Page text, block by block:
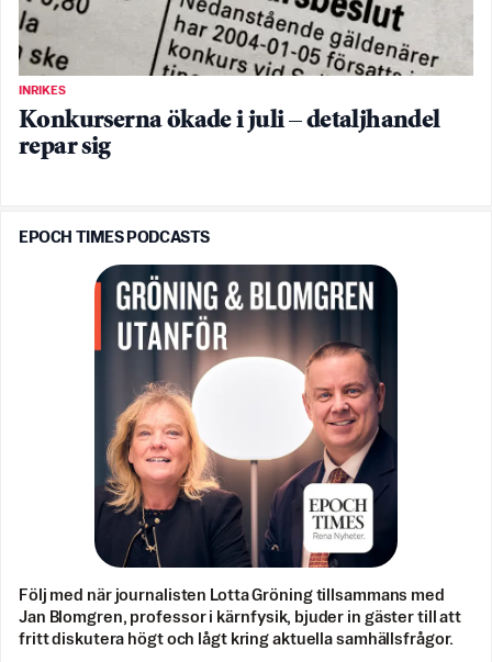
INRIKES
Konkurserna ökade i juli – detaljhandel
repar sig
EPOCH TIMES PODCASTS
Följ med när journalisten Lotta Gröning tillsammans med
Jan Blomgren, professor i kärnfysik, bjuder in gäster till att
fritt diskutera högt och lågt kring aktuella samhällsfrågor.